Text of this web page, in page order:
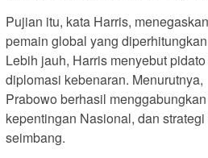
Pujian itu, kata Harris,
pemain global yang
Lebih jauh, Harris menyebut
diplomasi kebenaran. Menurutnya,
Prabowo berhasil
kepentingan Nasional, dan
seimbang.